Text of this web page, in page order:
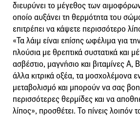
διευρύνει το μέγεθος των
οποίο αυξάνει τη θερμότητα του
επιτρέπει να κάψετε περισσότερο
«Τα λάιμ είναι επίσης ωφέλιμα για
πλούσια με θρεπτικά συστατικά και
ασβέστιο, μαγνήσιο και βιταμίνες A,
άλλα κιτρικά οξέα, τα μοσχολέμονα
μεταβολισμό και μπορούν να σας
περισσότερες θερμίδες και να
λίπος», προσθέτει. Το πίνεις λοιπόν